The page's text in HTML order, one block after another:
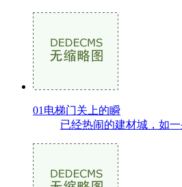
01电梯门关上的瞬
已经热闹的建材城，如